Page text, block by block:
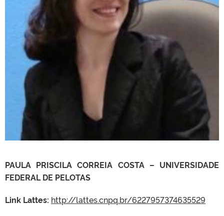
PAULA PRISCILA CORREIA COSTA – UNIVERSIDADE
FEDERAL DE PELOTAS
Link Lattes: http://lattes.cnpq.br/6227957374635529